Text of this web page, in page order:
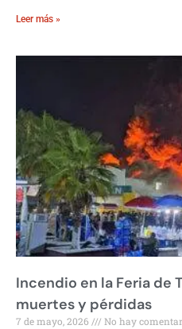
Leer más »
Incendio en la Feria de
muertes y pérdidas
7 de mayo, 2026 No hay